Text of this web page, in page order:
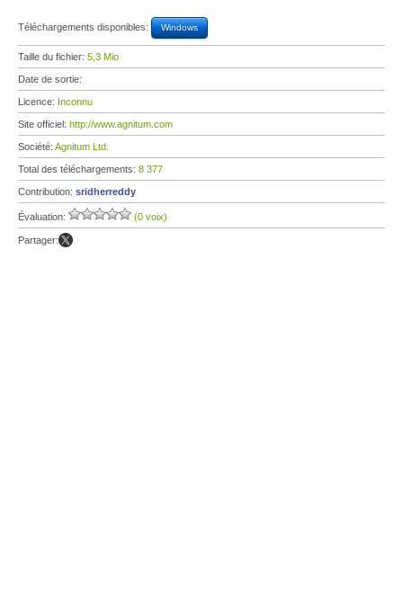
Téléchargements disponibles: Windows
Taille du fichier: 5,3 Mio
Date de sortie:
Licence: Inconnu
Site officiel: http://www.agnitum.com
Société: Agnitum Ltd.
Total des téléchargements: 8 377
Contribution: sridherreddy
Évaluation: (0 voix)
Partager: